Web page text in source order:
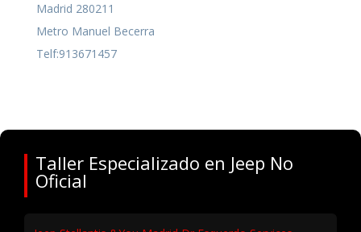
Madrid 280211
Metro Manuel Becerra
Telf:913671457
Taller Especializado en Jeep No
Oficial